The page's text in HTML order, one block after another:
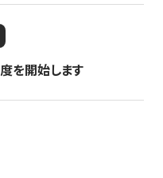
を開始します